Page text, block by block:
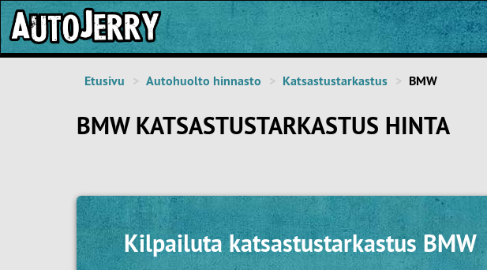
Etusivu Autohuolto hinnasto Katsastustarkastus BMW
BMW KATSASTUSTARKASTUS HINTA
Kilpailutakatsastustarkastus BMW